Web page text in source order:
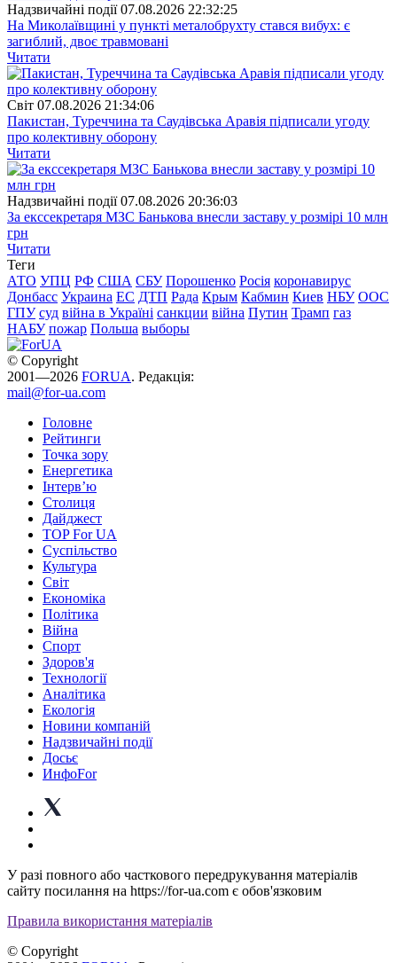
Надзвичайні події 07.08.2026 22:32:25
На Миколаївщині у пункті металобрухту стався вибух: є
загиблий, двоє травмовані
Читати
Свiт 07.08.2026 21:34:06
Пакистан, Туреччина та Саудівська Аравія підписали угоду
про колективну оборону
Читати
Надзвичайні події 07.08.2026 20:36:03
За екссекретаря МЗС Банькова внесли заставу у розмірі 10 млн
грн
Читати
Теги
АТО УПЦ РФ США СБУ Порошенко Росія коронавирус
Донбасс Украина ЕС ДТП Рада Крым Кабмин Киев НБУ ООС
ГПУ суд війна в Україні санкции війна Путин Трамп газ
НАБУ пожар Польша выборы
© Copyright
2001—2026 FORUA. Редакція:
mail@for-ua.com
Головне
Рейтинги
Точка зору
Енергетика
Інтерв’ю
Столиця
Дайджест
TOP For UA
Суспiльство
Культура
Світ
Економіка
Політика
Війна
Спорт
Здоров'я
Технології
Аналітика
Екологія
Новини компаній
Надзвичайні події
Досьє
ИнфоFor
У разі повного або часткового передрукування матеріалів
сайту посилання на https://for-ua.com є обов'язковим
Правила використання матеріалів
© Copyright